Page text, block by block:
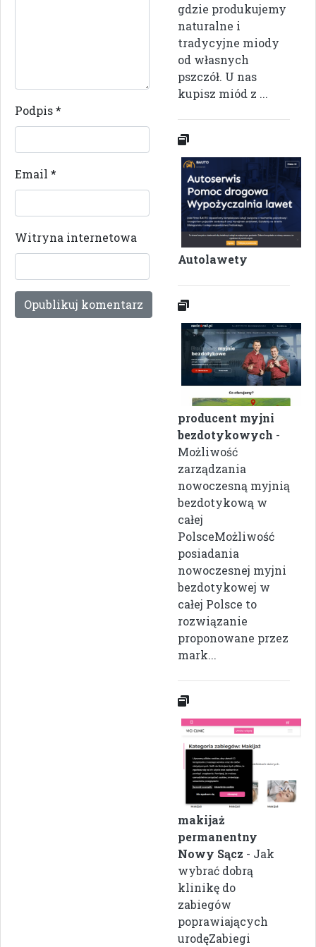
Podpis*
Email *
Witryna internetowa
gdzie produkujemy
naturalne i
tradycyjne miody
od własnych
pszczół. U nas
kupisz miód z ...
Autolawety
producent myjni
bezdotykowych -
Możliwość
zarządzania
nowoczesną myjnią
bezdotykową w
całej
PolsceMożliwość
posiadania
nowoczesnej myjni
bezdotykowej w
całej Polsce to
rozwiązanie
proponowane przez
mark...
makijaż
permanentny
Nowy Sącz - Jak
wybrać dobrą
klinikę do
zabiegów
poprawiających
urodęZabiegi